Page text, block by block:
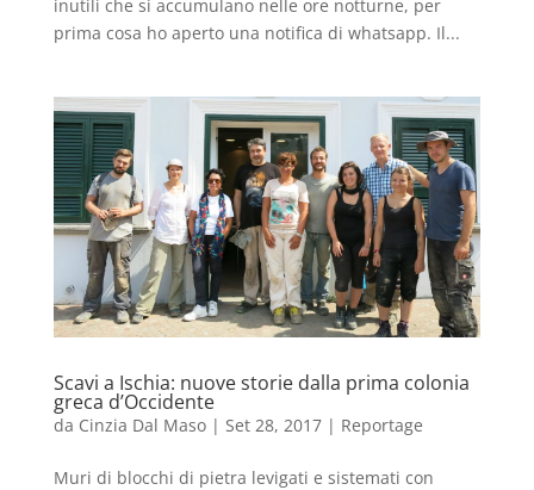
inutili che si accumulano nelle ore notturne, per
prima cosa ho aperto una notifica di whatsapp. Il...
Scavi a Ischia: nuove storie dalla prima colonia
greca d’Occidente
da Cinzia Dal Maso| Set 28, 2017| Reportage
Muri di blocchi di pietra levigati e sistemati con